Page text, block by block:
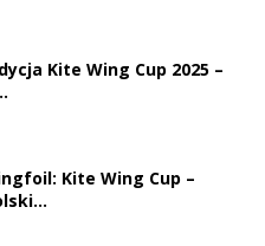
Kite Wing Cup 2025 –
Kite Wing Cup –